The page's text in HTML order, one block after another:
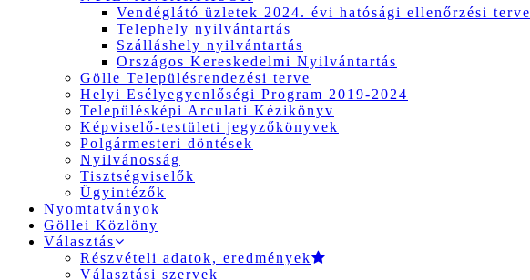
Vendéglátó üzletek 2024. évi hatósági ellenőrzési terve
Telephely nyilvántartás
Szálláshely nyilvántartás
Országos Kereskedelmi Nyilvántartás
Gölle Településrendezési terve
Helyi Esélyegyenlőségi Program 2019-2024
Településképi Arculati Kézikönyv
Képviselő-testületi jegyzőkönyvek
Polgármesteri döntések
Nyilvánosság
Tisztségviselők
Ügyintézők
Nyomtatványok
Göllei Közlöny
Választás
Részvételi adatok, eredmények
Választási szervek